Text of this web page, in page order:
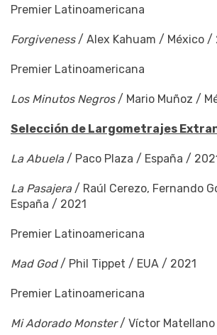
Premier Latinoamericana
Forgiveness/ Alex Kahuam / México /
Premier Latinoamericana
Los Minutos Negros/ Mario Muñoz /
Selección de Largometrajes
La Abuela/ Paco Plaza / España /
La Pasajera/ Raúl Cerezo, Fernando
España / 2021
Premier Latinoamericana
Mad God/ Phil Tippet / EUA / 2021
Premier Latinoamericana
Mi Adorado Monster/ Víctor Matellano